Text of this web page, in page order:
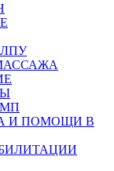
И ПОМОЩИ В